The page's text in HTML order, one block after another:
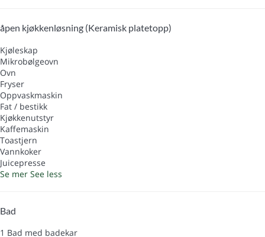
åpen kjøkkenløsning (Keramisk platetopp)
Kjøleskap
Mikrobølgeovn
Ovn
Fryser
Oppvaskmaskin
Fat / bestikk
Kjøkkenutstyr
Kaffemaskin
Toastjern
Vannkoker
Juicepresse
Se mer See less
Bad
1 Bad med badekar